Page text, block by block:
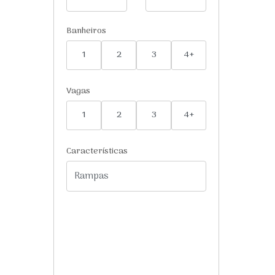
Banheiros
1
2 3 4+
Vagas
1
2 3 4+
Características